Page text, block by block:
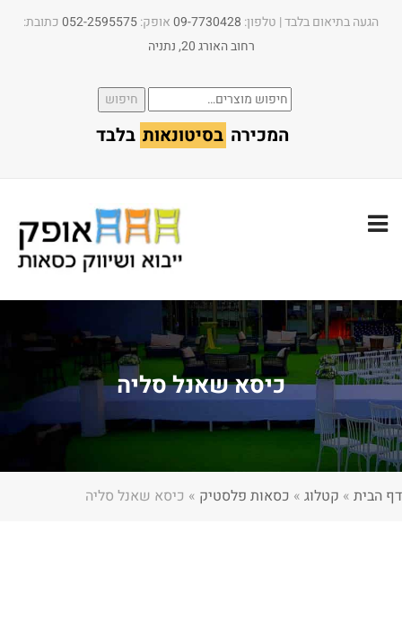
הגעה בתיאום בלבד | טלפון:​ 09-7730428אופק:052-2595575כתובת:
רחוב האורג 20, נתניה
חיפוש
עבור:
חיפוש
המכירה בסיטונאות בלבד
כיסא שאנל סליה
דף הבית » קטלוג » כסאות פלסטיק » כיסא שאנל סליה